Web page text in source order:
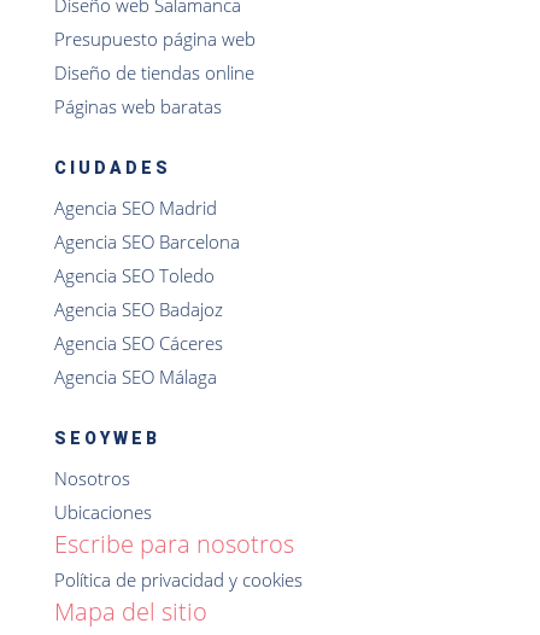
Diseño web Salamanca
Presupuesto página web
Diseño de tiendas online
Páginas web baratas
CIUDADES
Agencia SEO Madrid
Agencia SEO Barcelona
Agencia SEO Toledo
Agencia SEO Badajoz
Agencia SEO Cáceres
Agencia SEO Málaga
SEOYWEB
Nosotros
Ubicaciones
Escribe para nosotros
Política de privacidad y cookies
Mapa del sitio